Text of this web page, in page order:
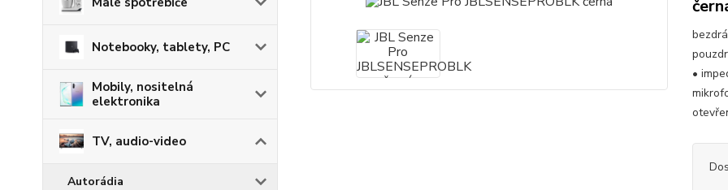
Notebooky, tablety, PC
Mobily, nositelná
elektronika
TV, audio-video
Autorádia
•